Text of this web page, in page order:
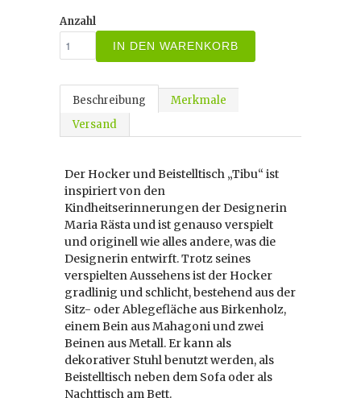
Anzahl
IN DEN WARENKORB
Beschreibung
Merkmale
Versand
Der Hocker und Beistelltisch „Tibu“ ist
inspiriert von den
Kindheitserinnerungen der Designerin
Maria Rästa und ist genauso verspielt
und originell wie alles andere, was die
Designerin entwirft. Trotz seines
verspielten Aussehens ist der Hocker
gradlinig und schlicht, bestehend aus der
Sitz- oder Ablegefläche aus Birkenholz,
einem Bein aus Mahagoni und zwei
Beinen aus Metall. Er kann als
dekorativer Stuhl benutzt werden, als
Beistelltisch neben dem Sofa oder als
Nachttisch am Bett.